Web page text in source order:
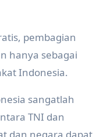
pembagian
hanya sebagai
Indonesia.
sangatlah
TNI dan